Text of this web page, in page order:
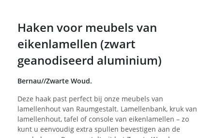
Haken voor meubels van
eikenlamellen (zwart
geanodiseerd aluminium)
Bernau//Zwarte Woud.
Deze haak past perfect bij onze meubels van
lamellenhout van Raumgestalt. Lamellenbank, kruk van
lamellenhout, tafel of console van eikenlamellen – zo
kunt u eenvoudig extra spullen bevestigen aan de